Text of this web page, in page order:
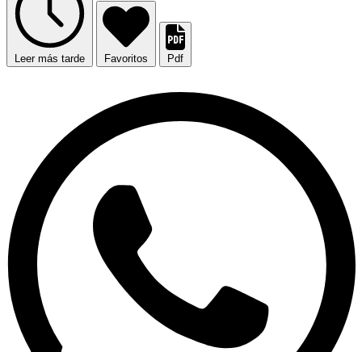
Leer más tarde Favoritos Pdf